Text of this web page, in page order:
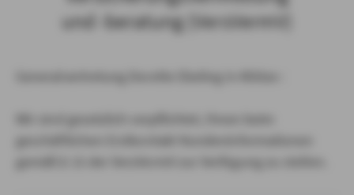
und -beratung (VersVermV)